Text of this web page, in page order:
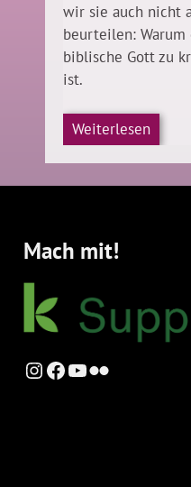
wir sie auch nicht
beurteilen: Warum
biblische Gott zu
ist.
Weiterlesen
Mach mit!
Instagram
Facebook
YouTube
Flickr